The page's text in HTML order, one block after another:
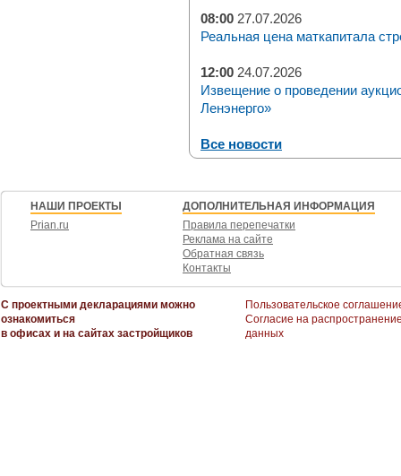
08:00 27.07.2026
Реальная цена маткапитала
12:00 24.07.2026
Извещение о проведении
Ленэнерго»
Все новости
НАШИ ПРОЕКТЫ
Prian.ru
ДОПОЛНИТЕЛЬНАЯ ИНФОРМАЦИЯ
Правила перепечатки
Реклама на сайте
Обратная связь
Контакты
С проектными декларациями можно
ознакомиться
в офисах и на сайтах застройщиков
Пользовательское
Согласие на
данных